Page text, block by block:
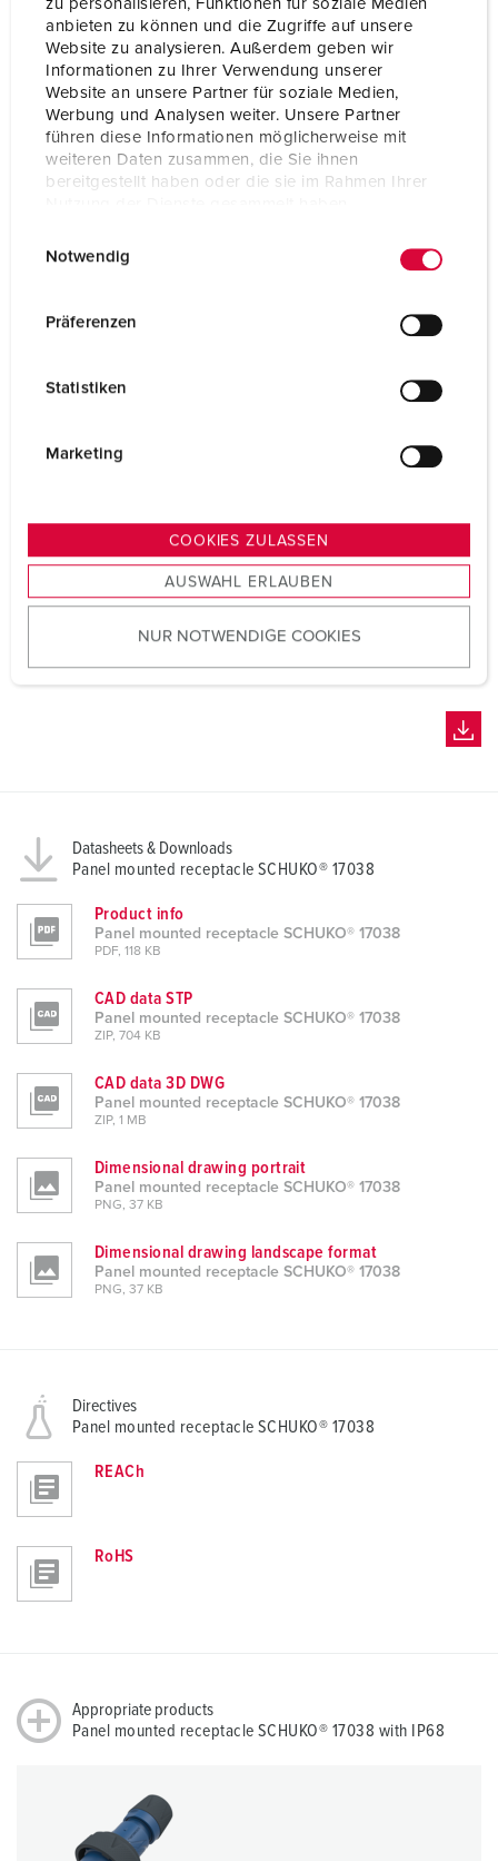
zu personalisieren, Funktionen für soziale Medien
anbieten zu können und die Zugriffe auf unsere
Website zu analysieren. Außerdem geben wir
Informationen zu Ihrer Verwendung unserer
Website an unsere Partner für soziale Medien,
Werbung und Analysen weiter. Unsere Partner
führen diese Informationen möglicherweise mit
weiteren Daten zusammen, die Sie ihnen
bereitgestellt haben oder die sie im Rahmen Ihrer
s
u
w
Notwendig
Präferenzen
Statistiken
Marketing
COOKIES ZULASSEN
AUSWAHL ERLAUBEN
NUR NOTWENDIGE COOKIES
Weight 93 g
Certifications VDE
Datasheets & Downloads
Panel mounted receptacle SCHUKO® 17038
Product info
Panel mounted receptacle SCHUKO® 17038
PDF, 118 KB
CAD data STP
Panel mounted receptacle SCHUKO® 17038
ZIP, 704 KB
CAD data 3D DWG
Panel mounted receptacle SCHUKO® 17038
ZIP, 1 MB
Dimensional drawing portrait
Panel mounted receptacle SCHUKO® 17038
PNG, 37 KB
Dimensional drawing landscape format
Panel mounted receptacle SCHUKO® 17038
PNG, 37 KB
Directives
Panel mounted receptacle SCHUKO® 17038
REACh
RoHS
Appropriate products
Panel mounted receptacle SCHUKO® 17038 with IP68